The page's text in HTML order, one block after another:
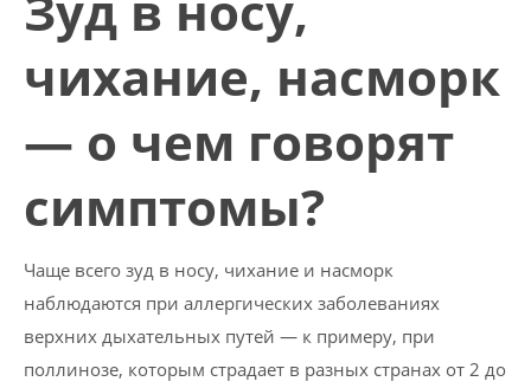
чихание, насморк
— о чем говорят
симптомы?
Чаще всего зуд в носу, чихание и насморк
наблюдаются при аллергических заболеваниях
верхних дыхательных путей — к примеру, при
поллинозе, которым страдает в разных странах от 2 до